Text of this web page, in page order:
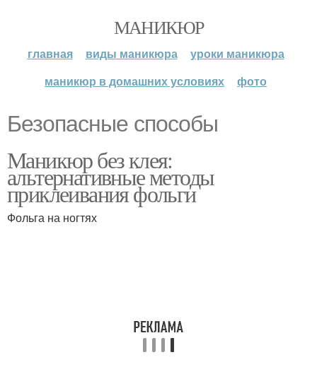
МАНИКЮР
главная виды маникюра
уроки маникюра
маникюр в домашних условиях
фото
Безопасные способы
Маникюр без клея:
альтернативные методы
приклеивания фольги
Фольга на ногтях